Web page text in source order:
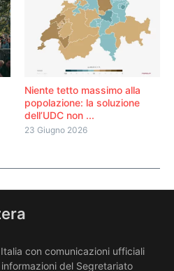
Niente tetto massimo alla
popolazione: la soluzione
dell’UDC non ...
23 Giugno 2026
con comunicazioni ufficiali
del Segretariato